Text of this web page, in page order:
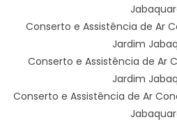
Conserto e Assistência de Ar
Jardim
Conserto e Assistência de Ar
Jardim
Conserto e Assistência de Ar